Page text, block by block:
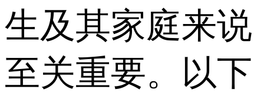
生及其家庭来说
至关重要。以下